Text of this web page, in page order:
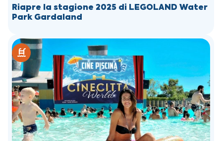
Riapre la stagione 2025 di LEGOLAND Water
Park Gardaland